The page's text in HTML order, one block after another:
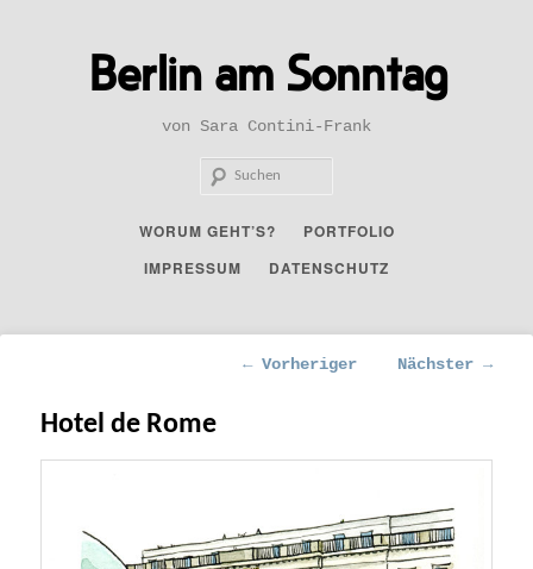
Berlin am Sonntag
von Sara Contini-Frank
HauptmenüWORUM GEHT’S?
PORTFOLIO
IMPRESSUM
DATENSCHUTZ
Beitragsnavigation
←Vorheriger Nächster →
Hotel de Rome